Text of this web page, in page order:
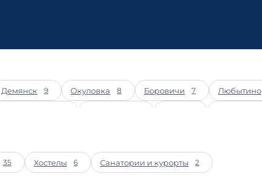
Демянск 9 Окуловка 8 Боровичи 7 Любытино
35 Хостелы 6 Санатории и курорты 2